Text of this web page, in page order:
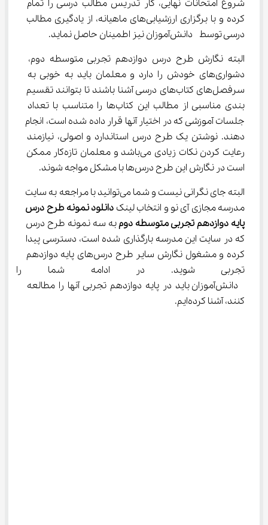
شروع امتحانات نهایی، کار تدریس مطالب درسی را تمام
کرده و با برگزاری ارزشیابی‌های ماهیانه، از یادگیری مطالب
درسی توسط  دانش‌آموزان نیز اطمینان حاصل نماید.
البته نگارش طرح درس دوازدهم تجربی متوسطه دوم،
دشواری‌های خودش را دارد و معلمان باید به خوبی به
سرفصل‌های کتاب‌های درسی آشنا باشند تا بتوانند تقسیم
بندی مناسبی از مطالب این کتاب‌ها را متناسب با تعداد
جلسات آموزشی که در اختیار آنها قرار داده شده است، انجام
دهند. نوشتن یک طرح درس استاندارد و اصولی، نیازمند
رعایت کردن نکات زیادی می‌باشد و معلمان تازه‌کار ممکن
است در نگارش این طرح درس‌ها با مشکل مواجه شوند.
البته جای نگرانی نیست و شما می‌توانید با مراجعه به سایت
مدرسه مجازی آی‌ نو و انتخاب لینک
دانلود نمونهطرح درس
پایه دوازدهم تجربی متوسطه دوم به سه نمونه طرح درس
که در سایت این مدرسه بارگذاری شده است، دسترسی پیدا
کرده و مشغول نگارش سایر طرح درس‌های پایه دوازدهم
تجربی شوید. در ادامه شما
دانش‌آموزان باید در پایه دوازدهم تجربی آنها را مطالعه
کنند، آشنا کرده‌ایم.